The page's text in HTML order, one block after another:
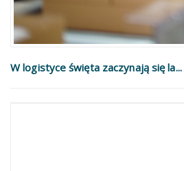
W logistyce święta zaczynają się la...